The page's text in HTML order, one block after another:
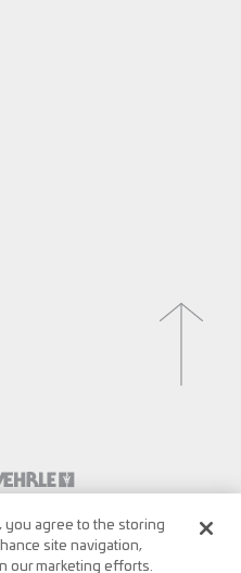
you agree to the storing
site navigation,
our marketing efforts.